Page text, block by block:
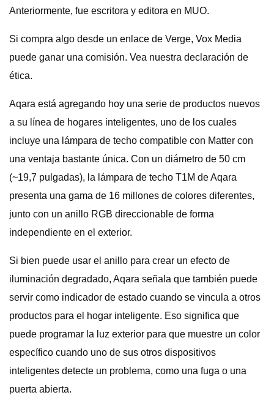
Anteriormente, fue escritora y editora en MUO.
Si compra algo desde un enlace de Verge, Vox Media
puede ganar una comisión. Vea nuestra declaración de
ética.
Aqara está agregando hoy una serie de productos nuevos
a su línea de hogares inteligentes, uno de los cuales
incluye una lámpara de techo compatible con Matter con
una ventaja bastante única. Con un diámetro de 50 cm
(~19,7 pulgadas), la lámpara de techo T1M de Aqara
presenta una gama de 16 millones de colores diferentes,
junto con un anillo RGB direccionable de forma
independiente en el exterior.
Si bien puede usar el anillo para crear un efecto de
iluminación degradado, Aqara señala que también puede
servir como indicador de estado cuando se vincula a otros
productos para el hogar inteligente. Eso significa que
puede programar la luz exterior para que muestre un color
específico cuando uno de sus otros dispositivos
inteligentes detecte un problema, como una fuga o una
puerta abierta.